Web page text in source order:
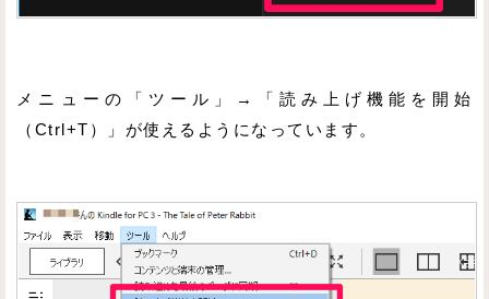
メニューの「ツール」→「読み上げ機能を開始
（Ctrl+T）」が使えるようになっています。